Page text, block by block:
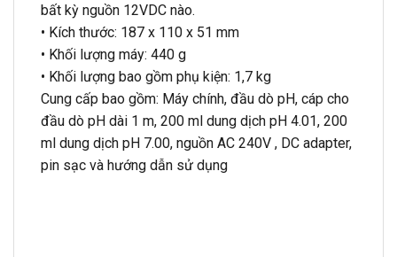
bất kỳ nguồn 12VDC nào.
• Kích thước: 187 x 110 x 51 mm
• Khối lượng máy: 440 g
• Khối lượng bao gồm phụ kiện: 1,7 kg
Cung cấp bao gồm: Máy chính, đầu dò pH, cáp cho
đầu dò pH dài 1 m, 200 ml dung dịch pH 4.01, 200
ml dung dịch pH 7.00, nguồn AC 240V , DC adapter,
pin sạc và hướng dẫn sử dụng